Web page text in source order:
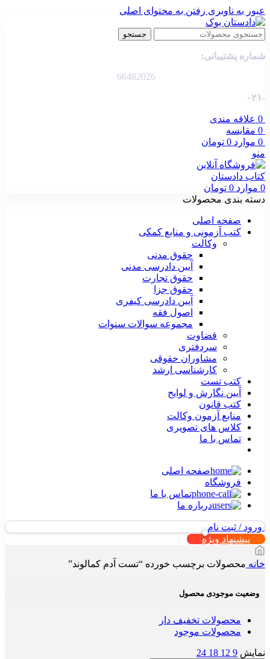
عبور به ناوبری رفتن به محتوای اصلی
جستجو
شماره پشتیبانی:
66482026
-۰۲۱
0 علاقه مندی
0 مقایسه
0 موارد 0 تومان
منو
0 موارد 0 تومان
دسته بندی محصولات
صفحه اصلی
کتب آزمونی و منابع کمکی
وکالت
حقوق مدنی
آیین دادرسی مدنی
حقوق تجارت
حقوق جزا
آیین دادرسی کیفری
اصول فقه
مجموعه سوالات سنوات
قضاوت
سردفتری
مشاوران حقوقی
کارشناسی ارشد
کتب تست
آیین نگارش و لوایح
کتب قانون
منابع آزمون وکالت
کلاس های تصویری
تماس با ما
صفحه اصلی
فروشگاه
تماس با ما
درباره ما
ورود / ثبت نام
پیشنهاد ویژه
خانه محصولات برچسب خورده “تست آدم کمالوند”
وضعیت موجودی محصول
محصولات تخفیف دار
محصولات موجود
نمایش 9
12
18
24